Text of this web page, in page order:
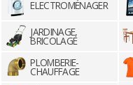
ELECTROMÉNAGER
JARDINAGE,
BRICOLAGE
PLOMBERIE-
CHAUFFAGE